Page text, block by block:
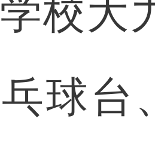
校大
球台